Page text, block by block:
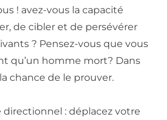
! avez-vous la capacité
de cibler et de persévérer
? Pensez-vous que vous
qu’un homme mort? Dans
chance de le prouver.
directionnel : déplacez votre